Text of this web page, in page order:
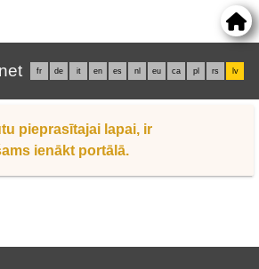
fr de it en es nl eu ca pl rs lv
pieprasītajai lapai, ir
ienākt portālā.